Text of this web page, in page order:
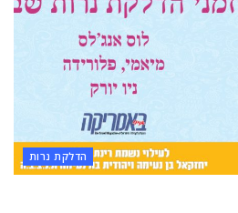
הדלקת נרות